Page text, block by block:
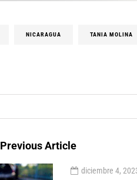
NICARAGUA TANIA MOLINA
Previous Article
diciembre 4,